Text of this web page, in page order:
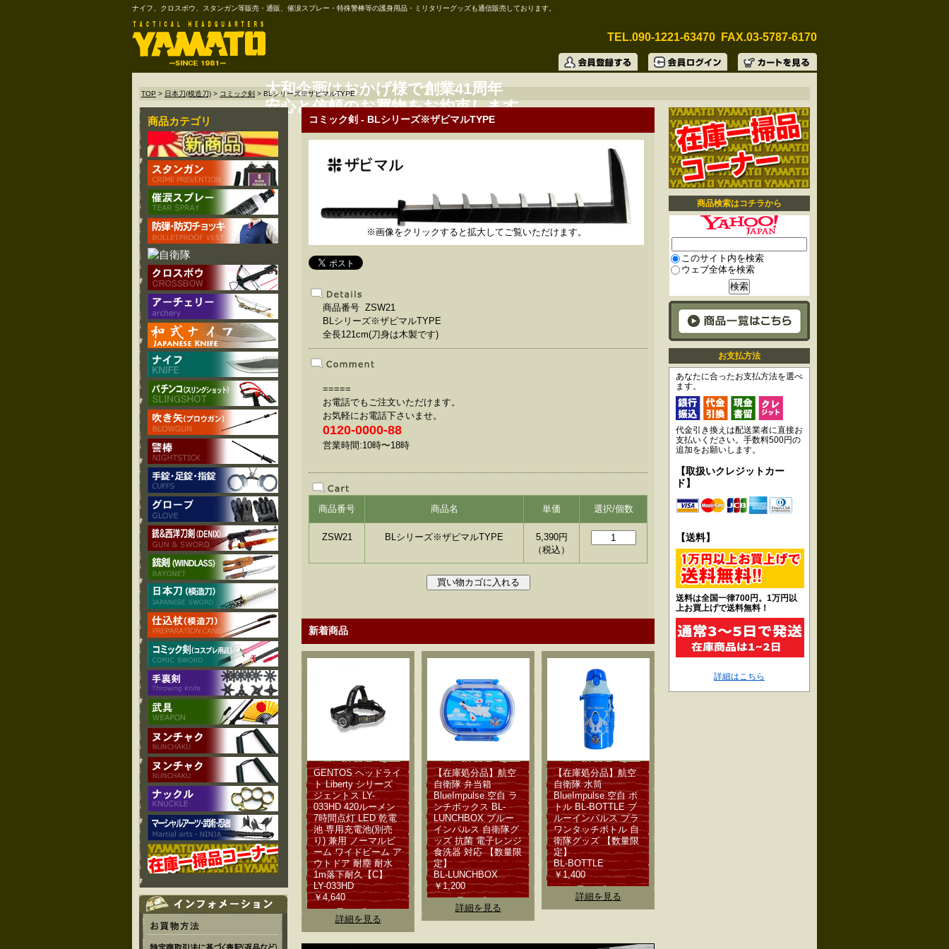
ナイフ、クロスボウ、スタンガン等販売・通販、催涙スプレー・特殊警棒等の護身用品・ミリタリーグッズも通信販売しております。
大和企画はおかげ様で創業41周年
安心と信頼のお買物をお約束します。
TEL.090-1221-63470 FAX.03-5787-6170
TOP > 日本刀(模造刀) > コミック剣 > BLシリーズ※ザビマルTYPE
商品カテゴリ コミック剣 - BLシリーズ※ザビマルTYPE
※画像をクリックすると拡大してご覧いただけます。
商品番号 ZSW21
BLシリーズ※ザビマルTYPE
全長121cm(刀身は木製です)
=====
お電話でもご注文いただけます。
お気軽にお電話下さいませ。
0120-0000-88
営業時間:10時〜18時
商品番号 商品名 単価 選択/個数
ZSW21 BLシリーズ※ザビマルTYPE 5,390円
（税込）
新着商品
GENTOS ヘッドライ
ト Liberty シリーズ
ジェントス LY-
033HD 420ルーメン
7時間点灯 LED 乾電
池 専用充電池(別売
り) 兼用 ノーマルビ
ーム ワイドビーム ア
ウトドア 耐塵 耐水
1m落下耐久【C】
LY-033HD
￥4,640
詳細を見る
【在庫処分品】航空
自衛隊 弁当箱
BlueImpulse 空自 ラ
ンチボックス BL-
LUNCHBOX ブルー
インパルス 自衛隊グ
ッズ 抗菌 電子レンジ
食洗器 対応 【数量限
定】
BL-LUNCHBOX
￥1,200
詳細を見る
【在庫処分品】航空
自衛隊 水筒
BlueImpulse 空自 ボ
トル BL-BOTTLE ブ
ルーインパルス プラ
ワンタッチボトル 自
衛隊グッズ 【数量限
定】
BL-BOTTLE
￥1,400
詳細を見る
商品検索はコチラから
このサイト内を検索
ウェブ全体を検索
お支払方法
あなたに合ったお支払方法を選べ
ます。
代金引き換えは配送業者に直接お
支払いください。手数料500円の
追加をお願いします。
【取扱いクレジットカー
ド】
【送料】
送料は全国一律700円。1万円以
上お買上げで送料無料！
詳細はこちら